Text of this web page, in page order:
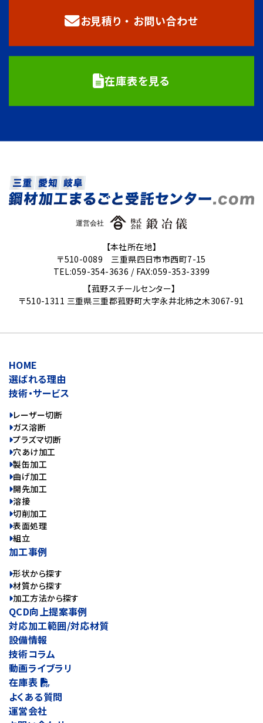
お見積り ・ お問い合わせ
在庫表を見る
【本社所在地】
〒510-0089 三重県四日市市西町7-15
TEL:059-354-3636 / FAX:059-353-3399
【菰野スチールセンター】
〒510-1311 三重県三重郡菰野町大字永井北柿之木3067-91
HOME
選ばれる理由
技術・サービス
レーザー切断
ガス溶断
プラズマ切断
穴あけ加工
製缶加工
曲げ加工
開先加工
溶接
切削加工
表面処理
組立
加工事例
形状から探す
材質から探す
加工方法から探す
QCD向上提案事例
対応加工範囲/対応材質
設備情報
技術コラム
動画ライブラリ
在庫表
よくある質問
運営会社